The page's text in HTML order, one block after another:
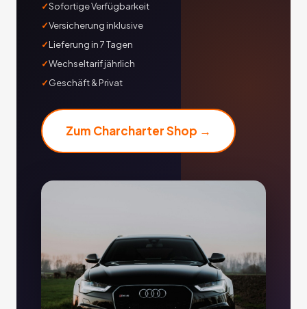
Sofortige Verfügbarkeit
Versicherung inklusive
Lieferung in 7 Tagen
Wechseltarif jährlich
Geschäft & Privat
Zum Charcharter Shop →